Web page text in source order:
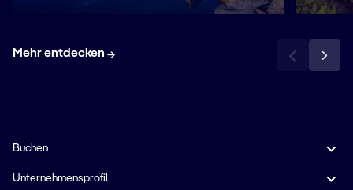
Mehr entdecken
Buchen
Unternehmensprofil